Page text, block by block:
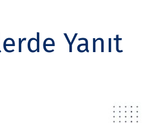
Yanıt